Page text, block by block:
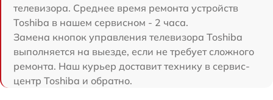
телевизора. Среднее время ремонта устройств
Toshiba в нашем сервисном - 2 часа.
Замена кнопок управления телевизора Toshiba
выполняется на выезде, если не требует сложного
ремонта. Наш курьер доставит технику в сервис-
центр Toshiba и обратно.